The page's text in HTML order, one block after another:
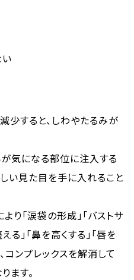
少すると、しわやたるみが
気になる部位に注入する
しい見た目を手に入れること
り「涙袋の形成」「バストサ
る」「鼻を高くする」「唇を
コンプレックスを解消して
ます。